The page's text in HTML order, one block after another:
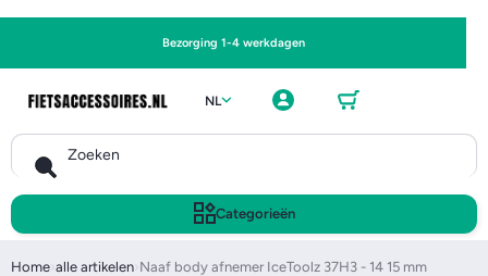
Bezorging 1-4 werkdagen
Zoeken
NL
Inlogge
wagen
Categorieën
Home alle artikelen Naaf body afnemer IceToolz 37H3 - 14 15 mm